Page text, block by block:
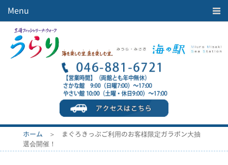
Menu
うらりマルシェ
海を楽しむ
まちを楽しむ
イベント情報
みうら映画舎
うらりBBQ
アクセス
ホーム ＞ まぐろきっぷご利用のお客様限定ガラポン大抽
選会開催！